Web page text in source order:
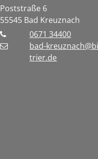
Poststraße 6
55545 Bad Kreuznach
0671 34400
bad-
trier.de